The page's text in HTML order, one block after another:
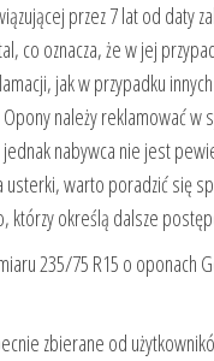
przez 7 lat od daty
co oznacza, że w jej
jak w przypadku
należy reklamować w
nabywca nie jest
usterki, warto poradzić się
którzy określą dalsze
235/75 R15 o oponach
zbierane od